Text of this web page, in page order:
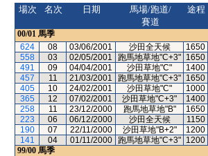
場次
名次 日期
馬場/跑道/
賽道
途程
00/01 馬季
624
08 03/06/2001 沙田全天候 1650
558
03 02/05/2001 跑馬地草地"C+3" 1650
491
09 04/04/2001 沙田草地"C" 1400
457
11 21/03/2001 跑馬地草地"C+3" 1650
405
10 24/02/2001 沙田草地"C" 1000
365
12 07/02/2001 沙田草地"C+3" 1400
258
11 23/12/2000 跑馬地草地"B" 1650
223
06 06/12/2000 沙田全天候 1150
190
07 22/11/2000 沙田草地"B+2" 1200
141
04 01/11/2000 跑馬地草地"C+3" 1200
99/00 馬季